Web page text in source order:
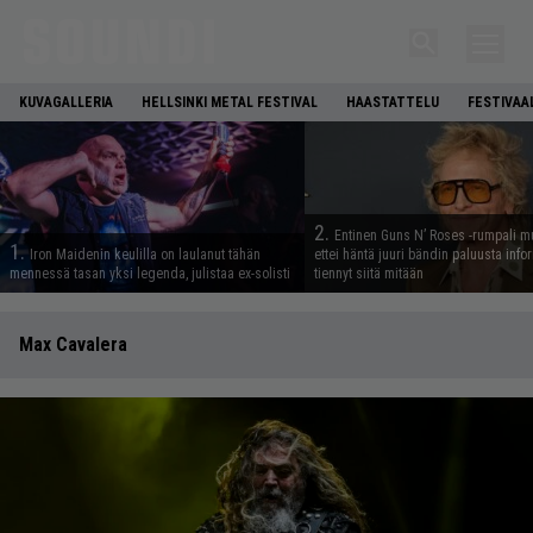
KUVAGALLERIA HELLSINKI METAL FESTIVAL HAASTATTELU
1. Iron Maidenin keulilla on laulanut tähän
mennessä tasan yksi legenda, julistaa ex-solisti
2. Entinen Guns N’ Roses -rumpali
ettei häntä juuri bändin paluusta
tiennyt siitä mitään
Max Cavalera